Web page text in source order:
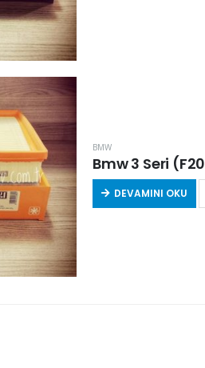
BMW
DEVAMINI OKU